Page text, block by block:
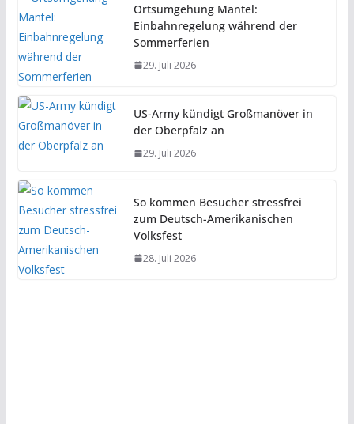
Ortsumgehung Mantel:
Einbahnregelung während der
Sommerferien
29. Juli 2026
US-Army kündigt Großmanöver in
der Oberpfalz an
29. Juli 2026
So kommen Besucher stressfrei
zum Deutsch-Amerikanischen
Volksfest
28. Juli 2026